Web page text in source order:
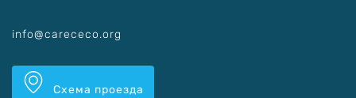
info@carececo.org
Схема проезда